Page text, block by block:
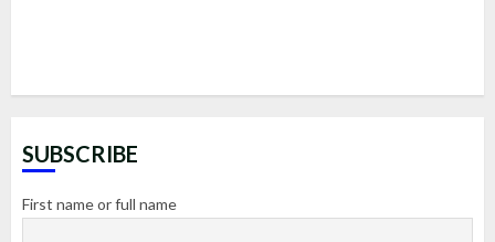
SUBSCRIBE
First name or full name